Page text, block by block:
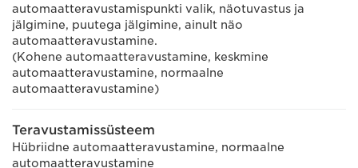
automaatteravustamispunkti valik, näotuvastus ja
jälgimine, puutega jälgimine, ainult näo
automaatteravustamine.
(Kohene automaatteravustamine, keskmine
automaatteravustamine, normaalne
automaatteravustamine)
Teravustamissüsteem
Hübriidne automaatteravustamine, normaalne
automaatteravustamine